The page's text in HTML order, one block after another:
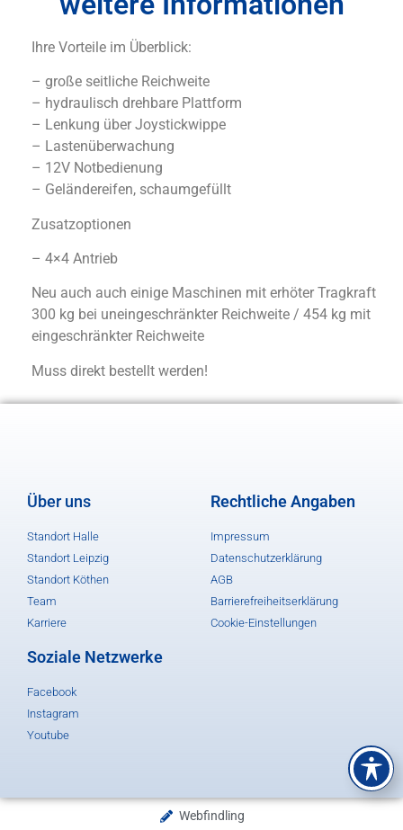
Ihre Vorteile im Überblick:
– große seitliche Reichweite
– hydraulisch drehbare Plattform
– Lenkung über Joystickwippe
– Lastenüberwachung
– 12V Notbedienung
– Geländereifen, schaumgefüllt
Zusatzoptionen
– 4×4 Antrieb
Neu auch auch einige Maschinen mit erhöter Tragkraft
300 kg bei uneingeschränkter Reichweite / 454 kg mit
eingeschränkter Reichweite
Muss direkt bestellt werden!
Über uns
Standort Halle
Standort Leipzig
Standort Köthen
Team
Karriere
Rechtliche Angaben
Impressum
Datenschutzerklärung
AGB
Barrierefreiheitserklärung
Cookie-Einstellungen
Soziale Netzwerke
Facebook
Instagram
Youtube
Webfindling